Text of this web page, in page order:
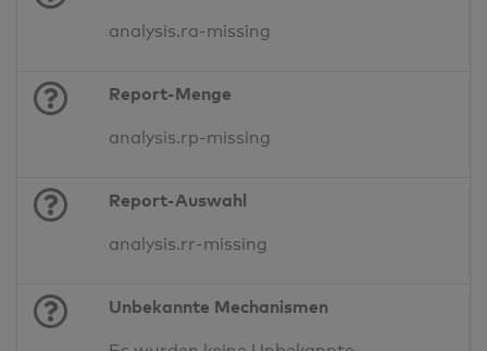
analysis.ra-missing
Report-Menge
analysis.rp-missing
Report-Auswahl
analysis.rr-missing
Unbekannte Mechanismen